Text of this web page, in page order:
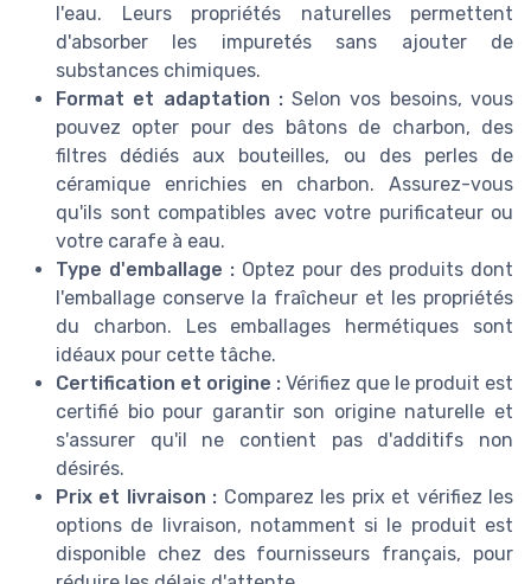
l'eau. Leurs propriétés naturelles permettent
d'absorber les impuretés sans ajouter de
substances chimiques.
Format et adaptation :Selon vos besoins, vous
pouvez opter pour des bâtons de charbon, des
filtres dédiés aux bouteilles, ou des perles de
céramique enrichies en charbon. Assurez-vous
qu'ils sont compatibles avec votre purificateur ou
votre carafe à eau.
Type d'emballage : Optez pour des produits dont
l'emballage conserve la fraîcheur et les propriétés
du charbon. Les emballages hermétiques sont
idéaux pour cette tâche.
Certification et origine : Vérifiez que le produit est
certifié bio pour garantir son origine naturelle et
s'assurer qu'il ne contient pas d'additifs non
désirés.
Prix et livraison : Comparez les prix et vérifiez les
options de livraison, notamment si le produit est
disponible chez des fournisseurs français, pour